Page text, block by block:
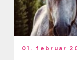
01. februar